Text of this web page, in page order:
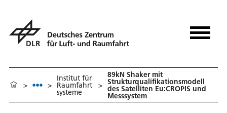
> >
Institut für
Raumfahrt
systeme
>
89kN Shaker mit
Strukturqualifikationsmodell
des Satelliten Eu:CROPIS und
Messsystem